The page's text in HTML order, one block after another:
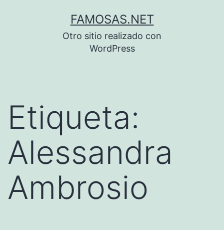
FAMOSAS.NET
Otro sitio realizado con
WordPress
Etiqueta:
Alessandra
Ambrosio